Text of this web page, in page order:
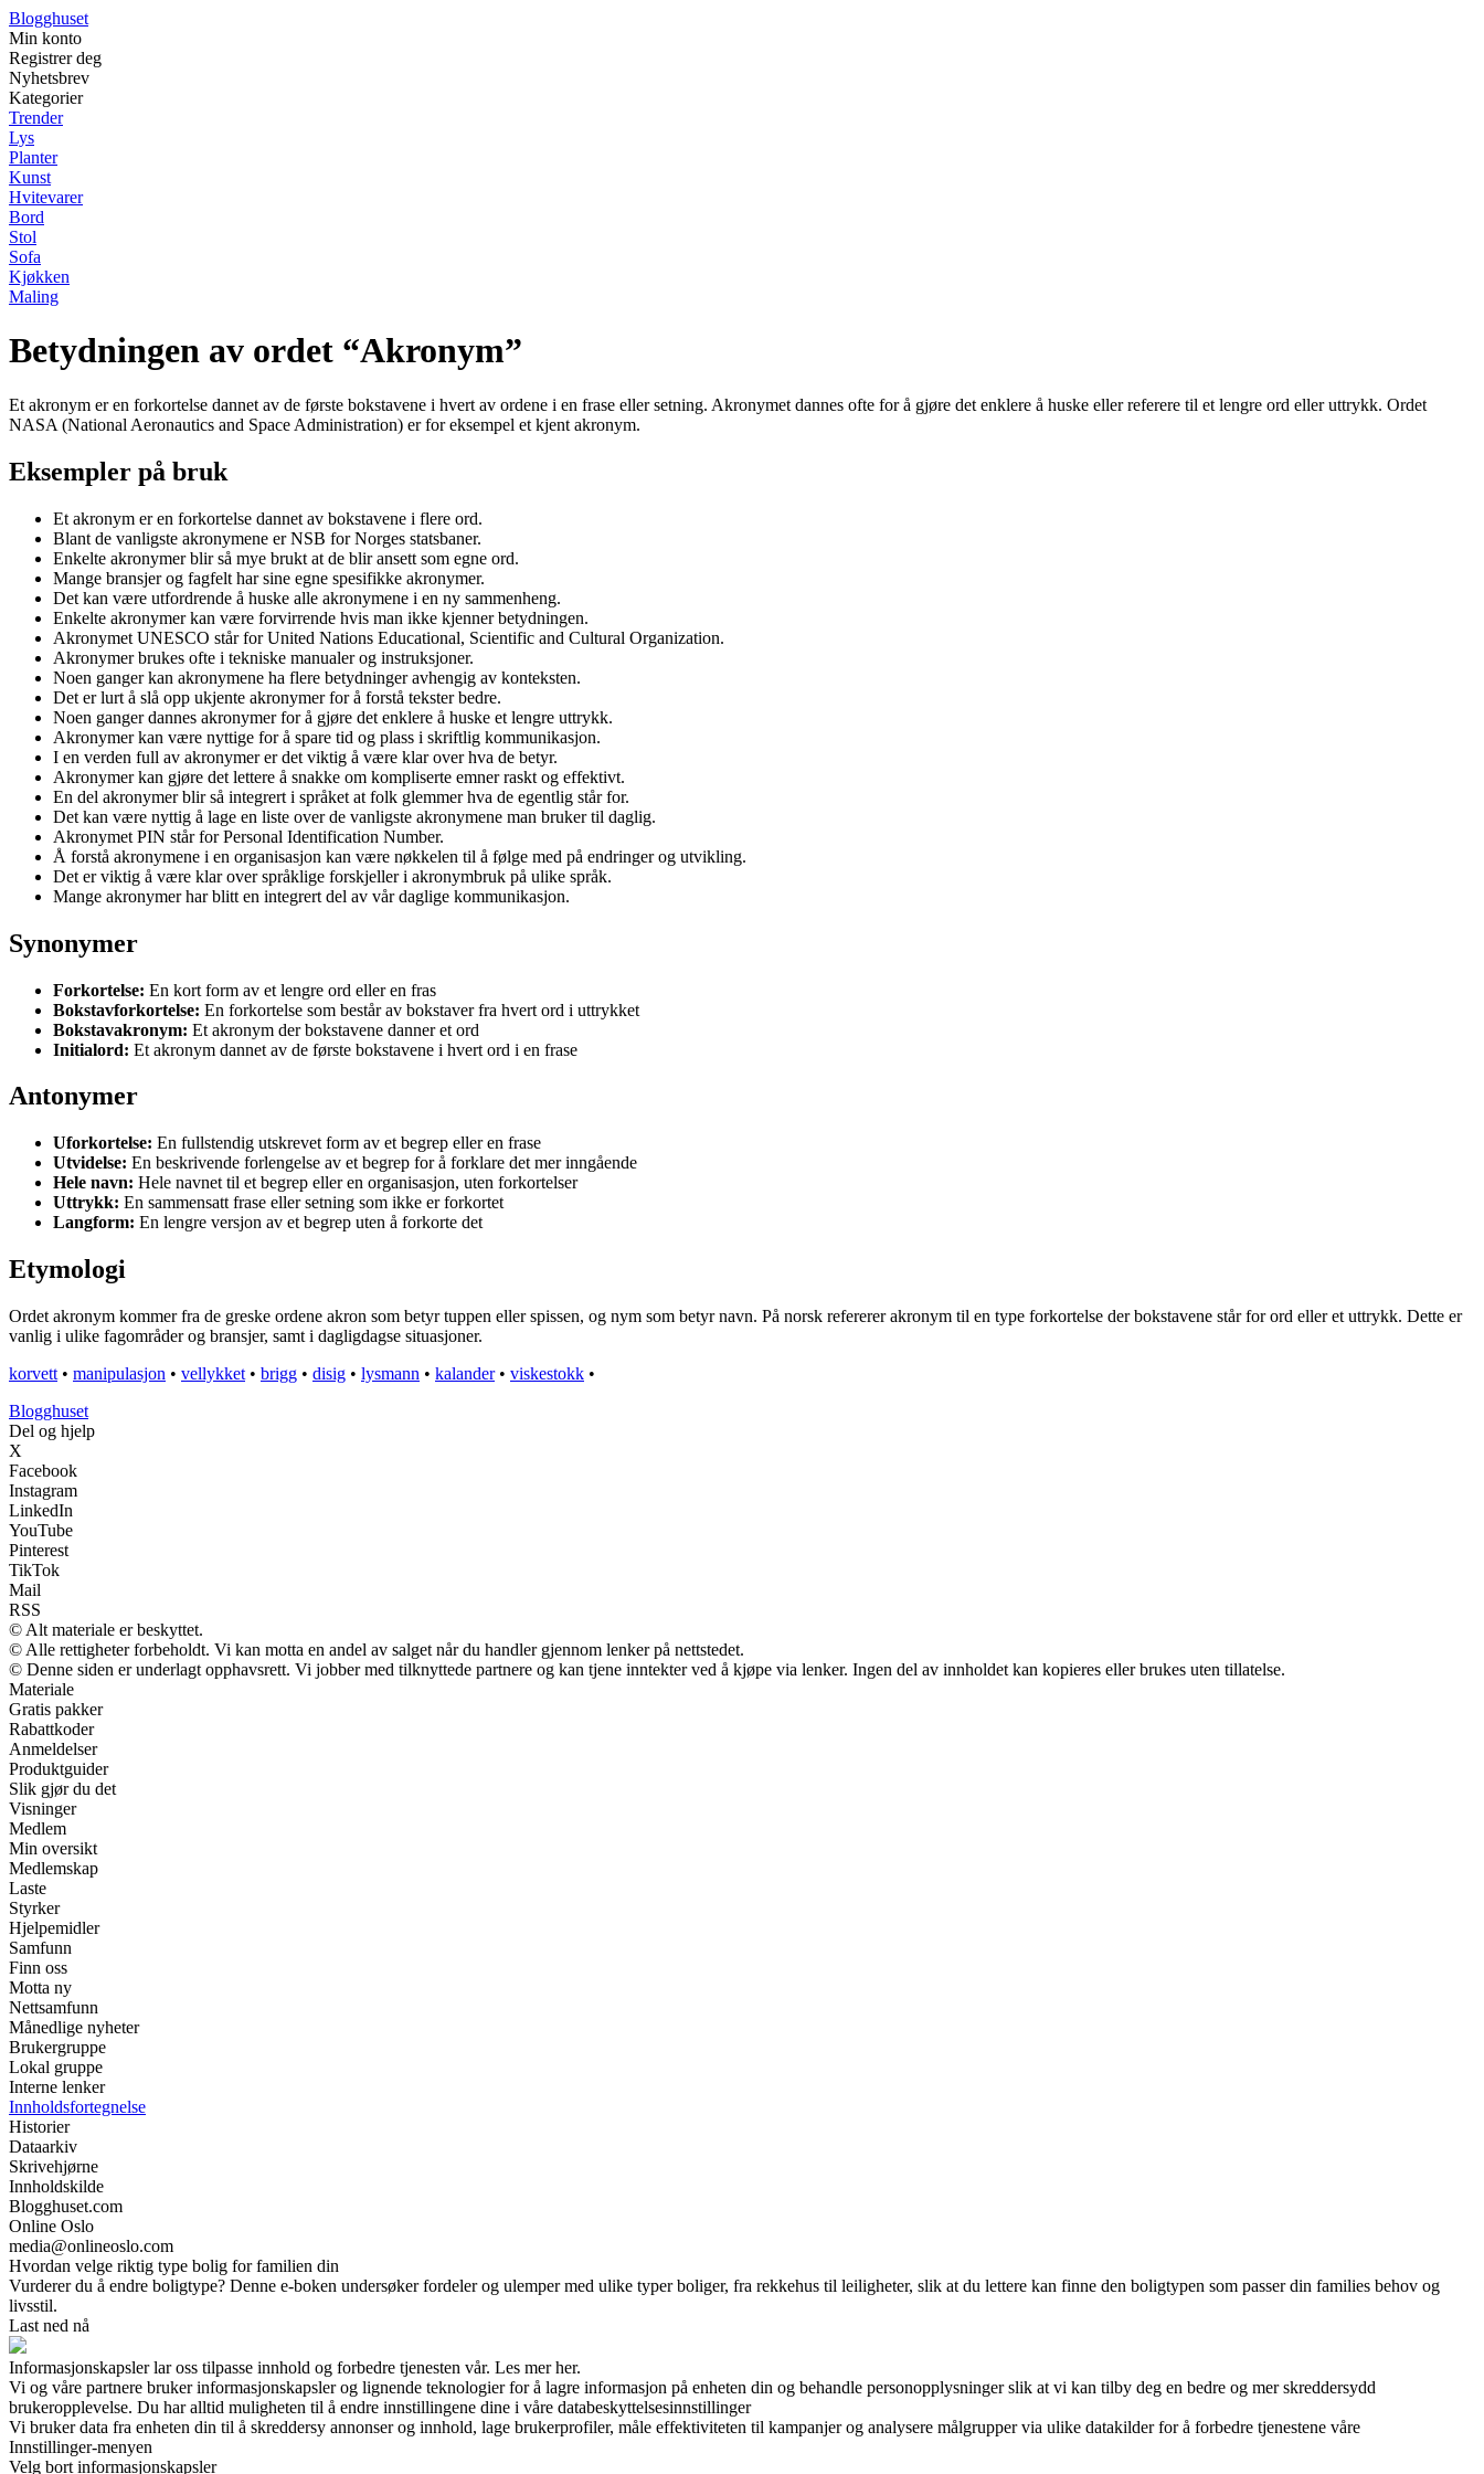
Blogghuset
Min konto
Registrer deg
Nyhetsbrev
Kategorier
Trender
Lys
Planter
Kunst
Hvitevarer
Bord
Stol
Sofa
Kjøkken
Maling
Betydningen av ordet “Akronym”
Et akronym er en forkortelse dannet av de første bokstavene i hvert av ordene i en frase eller setning. Akronymet dannes ofte for å gjøre det enklere å huske eller referere til et lengre ord eller uttrykk. Ordet
NASA (National Aeronautics and Space Administration) er for eksempel et kjent akronym.
Eksempler på bruk
Et akronym er en forkortelse dannet av bokstavene i flere ord.
Blant de vanligste akronymene er NSB for Norges statsbaner.
Enkelte akronymer blir så mye brukt at de blir ansett som egne ord.
Mange bransjer og fagfelt har sine egne spesifikke akronymer.
Det kan være utfordrende å huske alle akronymene i en ny sammenheng.
Enkelte akronymer kan være forvirrende hvis man ikke kjenner betydningen.
Akronymet UNESCO står for United Nations Educational, Scientific and Cultural Organization.
Akronymer brukes ofte i tekniske manualer og instruksjoner.
Noen ganger kan akronymene ha flere betydninger avhengig av konteksten.
Det er lurt å slå opp ukjente akronymer for å forstå tekster bedre.
Noen ganger dannes akronymer for å gjøre det enklere å huske et lengre uttrykk.
Akronymer kan være nyttige for å spare tid og plass i skriftlig kommunikasjon.
I en verden full av akronymer er det viktig å være klar over hva de betyr.
Akronymer kan gjøre det lettere å snakke om kompliserte emner raskt og effektivt.
En del akronymer blir så integrert i språket at folk glemmer hva de egentlig står for.
Det kan være nyttig å lage en liste over de vanligste akronymene man bruker til daglig.
Akronymet PIN står for Personal Identification Number.
Å forstå akronymene i en organisasjon kan være nøkkelen til å følge med på endringer og utvikling.
Det er viktig å være klar over språklige forskjeller i akronymbruk på ulike språk.
Mange akronymer har blitt en integrert del av vår daglige kommunikasjon.
Synonymer
Forkortelse: En kort form av et lengre ord eller en fras
Bokstavforkortelse: En forkortelse som består av bokstaver fra hvert ord i uttrykket
Bokstavakronym: Et akronym der bokstavene danner et ord
Initialord: Et akronym dannet av de første bokstavene i hvert ord i en frase
Antonymer
Uforkortelse: En fullstendig utskrevet form av et begrep eller en frase
Utvidelse: En beskrivende forlengelse av et begrep for å forklare det mer inngående
Hele navn: Hele navnet til et begrep eller en organisasjon, uten forkortelser
Uttrykk: En sammensatt frase eller setning som ikke er forkortet
Langform: En lengre versjon av et begrep uten å forkorte det
Etymologi
Ordet akronym kommer fra de greske ordene akron som betyr tuppen eller spissen, og nym som betyr navn. På norsk refererer akronym til en type forkortelse der bokstavene står for ord eller et uttrykk. Dette er
vanlig i ulike fagområder og bransjer, samt i dagligdagse situasjoner.
korvett • manipulasjon • vellykket • brigg • disig • lysmann • kalander• viskestokk •
Blogghuset
Del og hjelp
X
Facebook
Instagram
LinkedIn
YouTube
Pinterest
TikTok
Mail
RSS
© Alt materiale er beskyttet.
© Alle rettigheter forbeholdt. Vi kan motta en andel av salget når du handler gjennom lenker på nettstedet.
© Denne siden er underlagt opphavsrett. Vi jobber med tilknyttede partnere og kan tjene inntekter ved å kjøpe via lenker. Ingen del av innholdet kan kopieres eller brukes uten tillatelse.
Materiale
Gratis pakker
Rabattkoder
Anmeldelser
Produktguider
Slik gjør du det
Visninger
Medlem
Min oversikt
Medlemskap
Laste
Styrker
Hjelpemidler
Samfunn
Finn oss
Motta ny
Nettsamfunn
Månedlige nyheter
Brukergruppe
Lokal gruppe
Interne lenker
Innholdsfortegnelse
Historier
Dataarkiv
Skrivehjørne
Innholdskilde
Blogghuset.com
Online Oslo
media@onlineoslo.com
Hvordan velge riktig type bolig for familien din
Vurderer du å endre boligtype? Denne e-boken undersøker fordeler og ulemper med ulike typer boliger, fra rekkehus til leiligheter, slik at du lettere kan finne den boligtypen som passer din families behov og
livsstil.
Last ned nå
Informasjonskapsler lar oss tilpasse innhold og forbedre tjenesten vår. Les mer her.
Vi og våre partnere bruker informasjonskapsler og lignende teknologier for å lagre informasjon på enheten din og behandle personopplysninger slik at vi kan tilby deg en bedre og mer skreddersydd
brukeropplevelse. Du har alltid muligheten til å endre innstillingene dine i våre databeskyttelsesinnstillinger
Vi bruker data fra enheten din til å skreddersy annonser og innhold, lage brukerprofiler, måle effektiviteten til kampanjer og analysere målgrupper via ulike datakilder for å forbedre tjenestene våre
Innstillinger-menyen
Velg bort informasjonskapsler